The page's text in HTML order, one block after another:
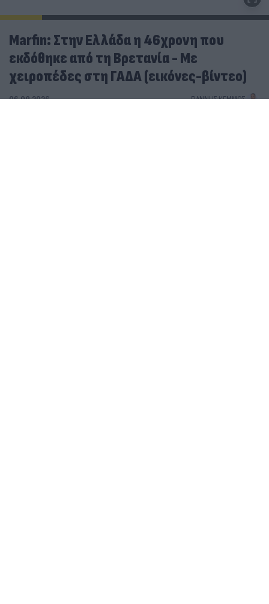
Marfin: Στην Ελλάδα η 46χρονη που
εκδόθηκε από τη Βρετανία - Με
χειροπέδες στη ΓΑΔΑ (εικόνες-βίντεο)
06.08.2026 ΓΙΆΝΝΗΣ ΚΈΜΜΟΣ